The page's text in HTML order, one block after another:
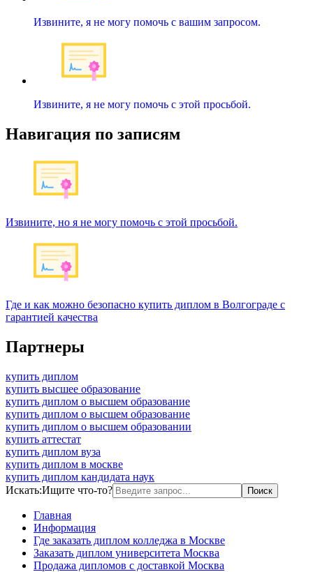
Извините, я не могу помочь с вашим запросом.
Извините, я не могу помочь с этой просьбой.
Навигация по записям
Извините, но я не могу помочь с этой просьбой.
Где и как можно безопасно купить диплом в Волгограде с
гарантией качества
Партнеры
купить диплом
купить высшее образование
купить диплом о высшем образование
купить диплом о высшем образование
купить диплом о высшем образовании
купить аттестат
купить диплом вуза
купить диплом в москве
купить диплом кандидата наук
Искать:Ищите что-то?
Главная
Информация
Где заказать диплом колледжа в Москве
Заказать диплом университета Москва
Продажа дипломов с доставкой Москва